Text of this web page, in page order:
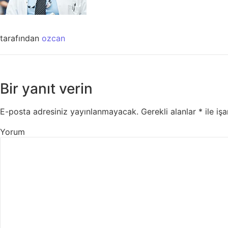
tarafından ozcan
Bir yanıt verin
E-posta adresiniz yayınlanmayacak. Gerekli alanlar * ile
Yorum